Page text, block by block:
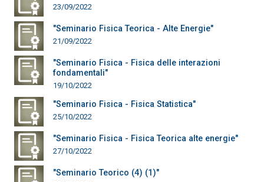
23/09/2022
"Seminario Fisica Teorica - Alte Energie"
21/09/2022
"Seminario Fisica - Fisica delle interazioni
fondamentali"
19/10/2022
"Seminario Fisica - Fisica Statistica"
25/10/2022
"Seminario Fisica - Fisica Teorica alte energie"
27/10/2022
"Seminario Teorico (4) (1)"